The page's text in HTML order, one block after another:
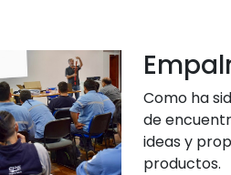
Como ha
de
ideas y
productos.